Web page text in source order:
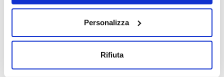
Personalizza
Rifiuta